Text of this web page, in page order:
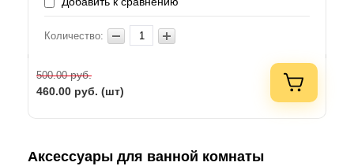
Количество:
500.00руб.
460.00 руб. (шт)
Аксессуары для ванной комнаты